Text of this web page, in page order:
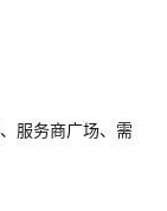
服务商广场、需